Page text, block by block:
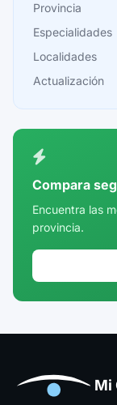
Cádiz
Cantabria
Castellón
Córdoba
Cuenca
Girona
Huesca
Provincia
Especialidades
Localidades
Actualización
Compara
Encuentra las
provincia.
Mi